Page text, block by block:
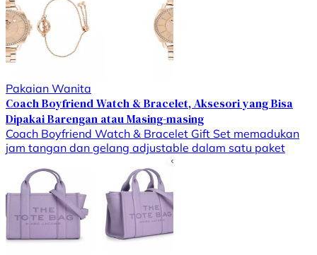
Pakaian Wanita
Coach Boyfriend Watch & Bracelet, Aksesori yang Bisa
Dipakai Barengan atau Masing-masing
Coach Boyfriend Watch & Bracelet Gift Set memadukan
jam tangan dan gelang adjustable dalam satu paket